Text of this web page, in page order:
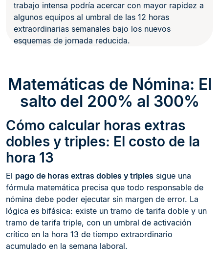
trabajo intensa podría acercar con mayor rapidez a
algunos equipos al umbral de las 12 horas
extraordinarias semanales bajo los nuevos
esquemas de jornada reducida.
Matemáticas de Nómina: El
salto del 200% al 300%
Cómo calcular horas extras
dobles y triples: El costo de la
hora 13
El pago de horas extras dobles y triples sigue una
fórmula matemática precisa que todo responsable de
nómina debe poder ejecutar sin margen de error. La
lógica es bifásica: existe un tramo de tarifa doble y un
tramo de tarifa triple, con un umbral de activación
crítico en la hora 13 de tiempo extraordinario
acumulado en la semana laboral.